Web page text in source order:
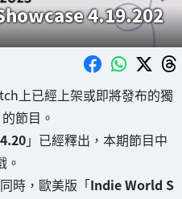
4.19.202
上已經上架或即將發布的獨
的節目。
」已經釋出，本期節目中
。
時，歐美版「Indie World S